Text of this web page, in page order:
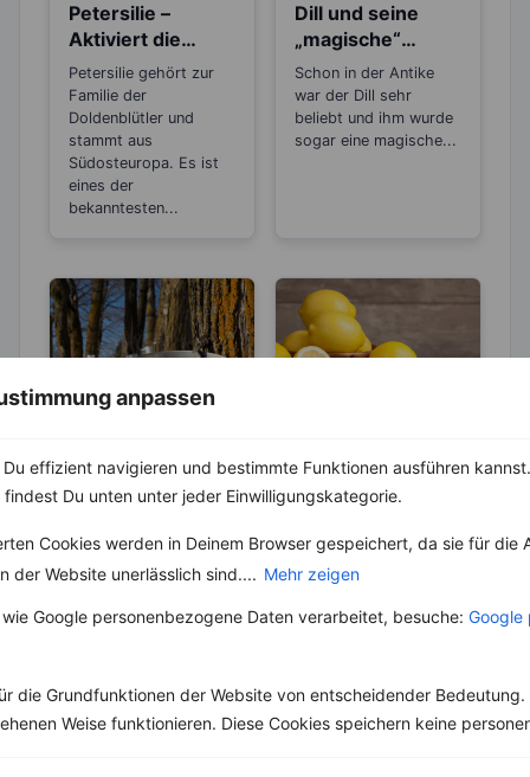
anpassen
effizient navigieren und bestimmte Funktionen ausführen
Du unten unter jeder Einwilligungskategorie.
Cookies werden in Deinem Browser gespeichert, da sie für die
der Website unerlässlich sind.... Mehr zeigen
Google personenbezogene Daten verarbeitet, besuche: Google
die Grundfunktionen der Website von entscheidender Bedeutung.
Weise funktionieren. Diese Cookies speichern keine
Petersilie –
Aktiviert die
Entgiftungsarbeit
von Niere und
Blase
Petersilie gehört zur
Familie der
Doldenblütler und
stammt aus
Südosteuropa. Es ist
eines der
bekanntesten...
Dill und seine
„magische“
Wirkung
Schon in der Antike
war der Dill sehr
beliebt und ihm wurde
sogar eine magische...
Ahornsirup – bis
zu 40 % weniger
Zucker
und Amerika gehört
der Ahornsirup bzw.
den Klassikern,...
Sind Zitronen
sauer oder
zu 100 % auch schon
den Spruch „Sauer
gehört....